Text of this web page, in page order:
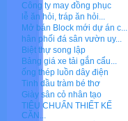
Công ty may đồng phục
lễ ăn hỏi, tráp ăn hỏi...
Mở bán Block mới dự án c...
hân phối đá sân vườn uy...
Biệt thự song lập
Bảng giá xe tải gắn cẩu...
ống thép luồn dây điện
Tinh dầu tràm bé thơ
Giày sân cỏ nhân tạo
TIÊU CHUẨN THIẾT KẾ
CĂN...